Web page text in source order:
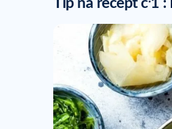
Tip na recept č 1 :